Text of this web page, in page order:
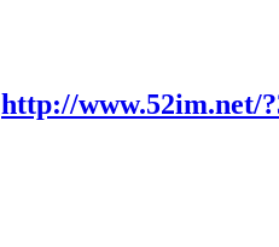
http://www.52im.net/